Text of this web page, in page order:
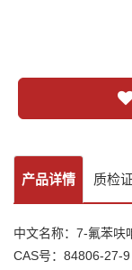
产品详情 质检
中文名称：7-氟苯呋
CAS号：84806-27-9